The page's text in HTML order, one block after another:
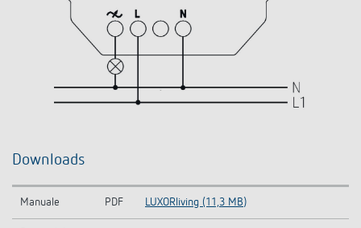
Downloads
Manuale PDF LUXORliving (11,3 MB)